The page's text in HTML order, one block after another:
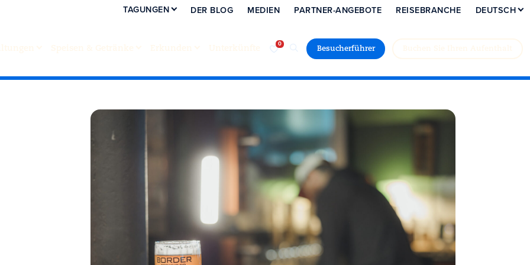
Besucherführer
TAGUNGEN DER BLOG MEDIEN PARTNER-ANGEBOTE REISEBRANCHE DEUTSCH